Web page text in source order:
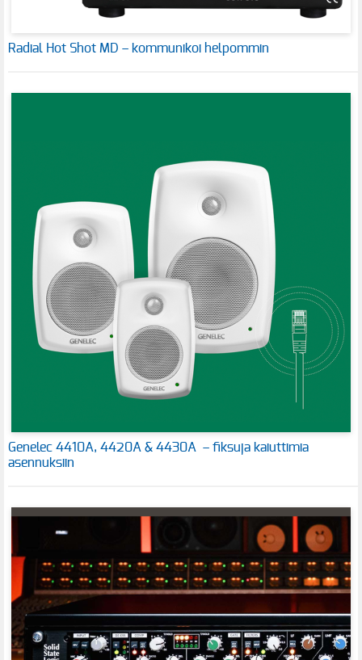
Radial Hot Shot MD – kommunikoi helpommin
Genelec 4410A, 4420A & 4430A – fiksuja kaiuttimia
asennuksiin